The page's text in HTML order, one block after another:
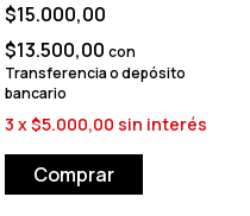
$15.000,00
$13.500,00 con
Transferencia o depósito
bancario
3 x$5.000,00 sin interés